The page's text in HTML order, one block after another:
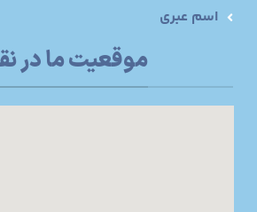
اسم عبری
موقعیت ما در